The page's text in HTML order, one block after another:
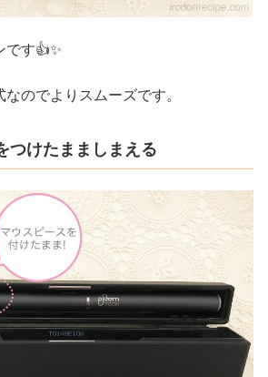
です👍✨
のでよりスムーズです。
つけたまましまえる